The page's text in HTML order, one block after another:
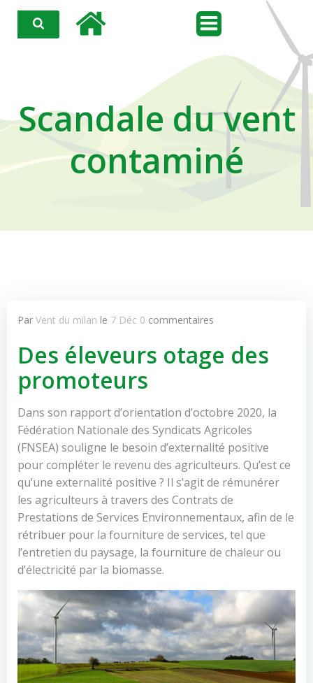
contenu
Scandale du vent
contaminé
Par Vent du milan le 7 Déc 0 commentaires
Des éleveurs otage des
promoteurs
Dans son rapport d’orientation d’octobre 2020, la
Fédération Nationale des Syndicats Agricoles
(FNSEA) souligne le besoin d’externalité positive
pour compléter le revenu des agriculteurs. Qu’est ce
qu’une externalité positive ? Il s’agit de rémunérer
les agriculteurs à travers des Contrats de
Prestations de Services Environnementaux, afin de le
rétribuer pour la fourniture de services, tel que
l’entretien du paysage, la fourniture de chaleur ou
d’électricité par la biomasse.